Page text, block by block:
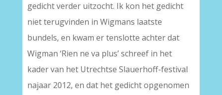
gedicht verder uitzocht. Ik kon het gedicht
niet terugvinden in Wigmans laatste
bundels, en kwam er tenslotte achter dat
Wigman ‘Rien ne va plus’ schreef in het
kader van het Utrechtse Slauerhoff-festival
najaar 2012, en dat het gedicht opgenomen